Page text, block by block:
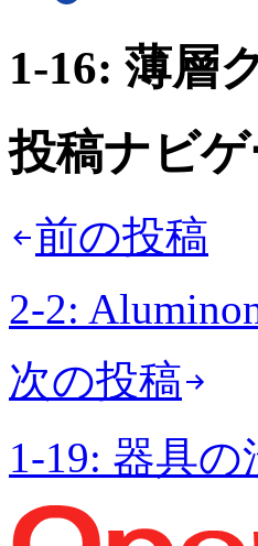
1-16: 薄層
投稿ナビ
前の投稿
2-2:
次の投稿
1-19: 器具の